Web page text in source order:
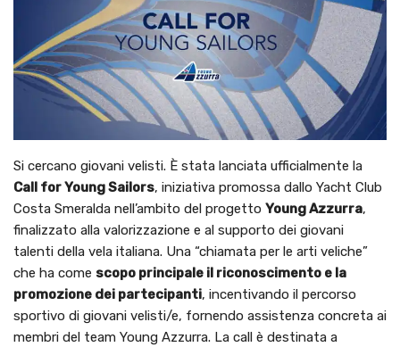
Si cercano giovani velisti. È stata lanciata ufficialmente la
Call for Young Sailors, iniziativa promossa dallo Yacht Club
Costa Smeralda nell’ambito del progetto Young Azzurra,
finalizzato alla valorizzazione e al supporto dei giovani
talenti della vela italiana. Una “chiamata per le arti veliche”
che ha come scopo principale il riconoscimento e la
promozione dei partecipanti, incentivando il percorso
sportivo di giovani velisti/e, fornendo assistenza concreta ai
membri del team Young Azzurra. La call è destinata a